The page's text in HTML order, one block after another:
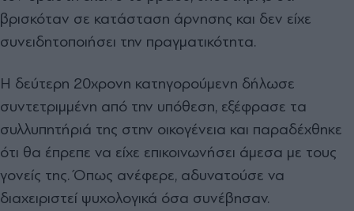
βρισκόταν σε κατάσταση άρνησης και δεν είχε
συνειδητοποιήσει την πραγματικότητα.
Η δεύτερη 20χρονη κατηγορούμενη δήλωσε
συντετριμμένη από την υπόθεση, εξέφρασε τα
συλλυπητήριά της στην οικογένεια και παραδέχθηκε
ότι θα έπρεπε να είχε επικοινωνήσει άμεσα με τους
γονείς της. Όπως ανέφερε, αδυνατούσε να
διαχειριστεί ψυχολογικά όσα συνέβησαν.